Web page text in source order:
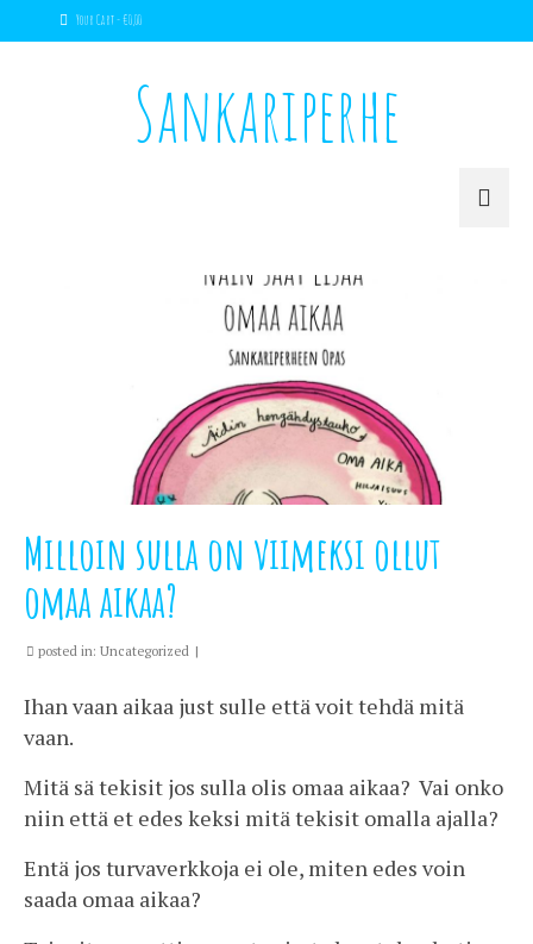
Your Cart-€0,00
Sankariperhe
Milloin sulla on viimeksi ollut
omaa aikaa?
posted in: Uncategorized |
Ihan vaan aikaa just sulle että voit tehdä mitä
vaan.
Mitä sä tekisit jos sulla olis omaa aikaa? Vai onko
niin että et edes keksi mitä tekisit omalla ajalla?
Entä jos turvaverkkoja ei ole, miten edes voin
saada omaa aikaa?